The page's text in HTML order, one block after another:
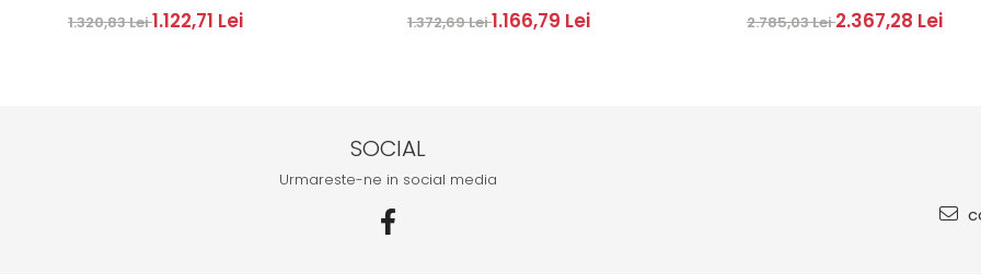
1.320,83 Lei1.122,71 Lei 1.372,69 Lei1.166,79 Lei 2.785,03 Lei2.367,28 Lei
SOCIAL
Urmareste-ne in social media